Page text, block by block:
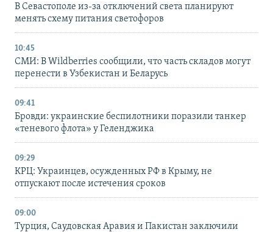
В Севастополе из-за отключений света планируют
менять схему питания светофоров
10:45
СМИ: В Wildberries сообщили, что часть складов могут
перенести в Узбекистан и Беларусь
09:41
Бровди: украинские беспилотники поразили танкер
«теневого флота» у Геленджика
09:29
КРЦ: Украинцев, осужденных РФ в Крыму, не
отпускают после истечения сроков
09:00
Турция, Саудовская Аравия и Пакистан заключили